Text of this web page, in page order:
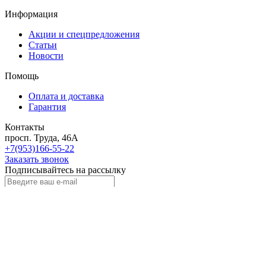
Информация
Акции и спецпредложения
Статьи
Новости
Помощь
Оплата и доставка
Гарантия
Контакты
просп. Труда, 46А
+7(953)166-55-22
Заказать звонок
Подписывайтесь на рассылку